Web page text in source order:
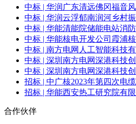
中标 | 华润广东清远佛冈福音
中标 | 华润云浮郁南润河乡村
中标 | 华能清能院储能电站消
中标 | 华能核电开发公司霞浦
中标 | 南方电网人工智能科技
中标 | 深圳南方电网深港科技
中标 | 深圳南方电网深港科技
招标 | 中广核2023年第四次电
招标 | 华能西安热工研究院有
合作伙伴